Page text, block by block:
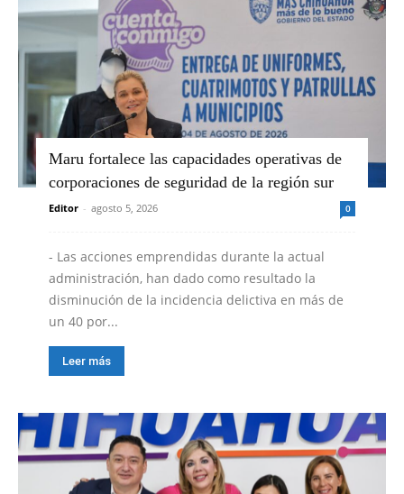
Maru fortalece las capacidades operativas de
corporaciones de seguridad de la región sur
Editor - agosto 5, 2026 0
- Las acciones emprendidas durante la actual
administración, han dado como resultado la
disminución de la incidencia delictiva en más de
un 40 por...
Leer más